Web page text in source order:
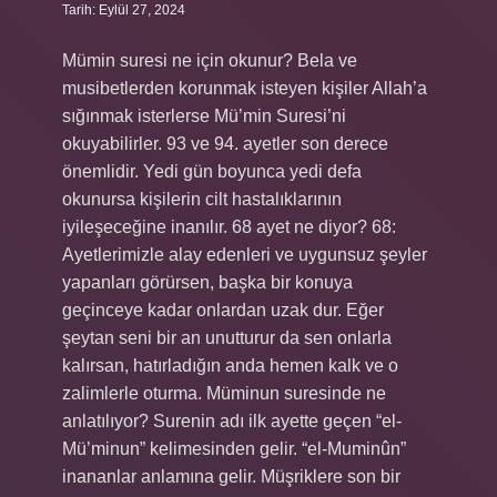
Tarih: Eylül 27, 2024
Mümin suresi ne için okunur? Bela ve
musibetlerden korunmak isteyen kişiler Allah’a
sığınmak isterlerse Mü’min Suresi’ni
okuyabilirler. 93 ve 94. ayetler son derece
önemlidir. Yedi gün boyunca yedi defa
okunursa kişilerin cilt hastalıklarının
iyileşeceğine inanılır. 68 ayet ne diyor? 68:
Ayetlerimizle alay edenleri ve uygunsuz şeyler
yapanları görürsen, başka bir konuya
geçinceye kadar onlardan uzak dur. Eğer
şeytan seni bir an unutturur da sen onlarla
kalırsan, hatırladığın anda hemen kalk ve o
zalimlerle oturma. Müminun suresinde ne
anlatılıyor? Surenin adı ilk ayette geçen “el-
Mü’minun” kelimesinden gelir. “el-Muminûn”
inananlar anlamına gelir. Müşriklere son bir